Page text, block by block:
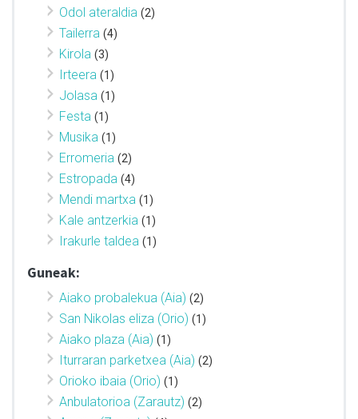
Odol ateraldia (2)
Tailerra (4)
Kirola (3)
Irteera (1)
Jolasa (1)
Festa (1)
Musika (1)
Erromeria (2)
Estropada (4)
Mendi martxa (1)
Kale antzerkia (1)
Irakurle taldea (1)
Guneak:
Aiako probalekua (Aia) (2)
San Nikolas eliza (Orio) (1)
Aiako plaza (Aia) (1)
Iturraran parketxea (Aia) (2)
Orioko ibaia (Orio) (1)
Anbulatorioa (Zarautz) (2)